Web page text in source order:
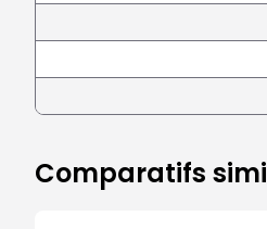
Comparatifs